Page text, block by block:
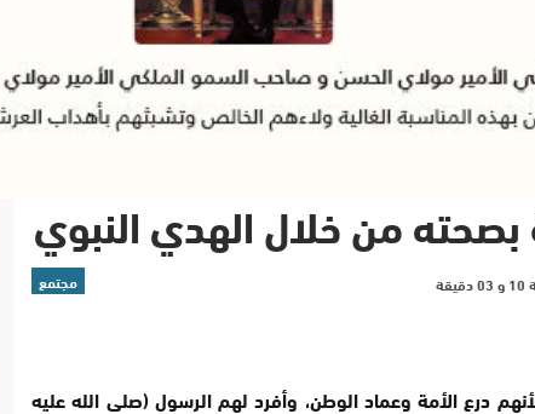
من خلال الهدي النبوي
مجتمع
درع الأمة وعماد الوطن، وأفرد لهم الرسول (صلى الله عليه